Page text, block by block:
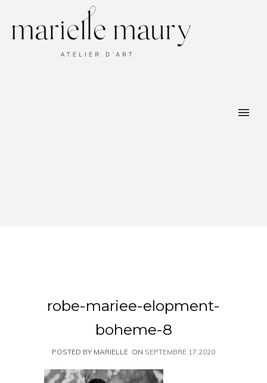
robe-mariee-elopment-
boheme-8
POSTED BY MARIELLE ON SEPTEMBRE 17,2020